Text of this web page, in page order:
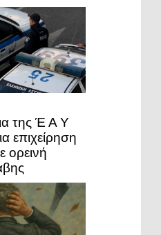
της Έ Α Υ
επιχείρηση
ορεινή